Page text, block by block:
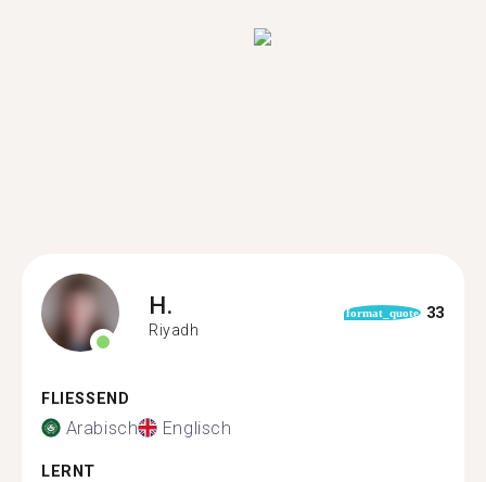
H.
Riyadh
format_quote 33
FLIESSEND
Arabisch Englisch
LERNT